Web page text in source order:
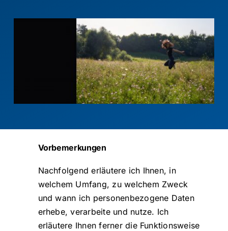
Kontakt
Vorbemerkungen
Nachfolgend erläutere ich Ihnen, in
welchem Umfang, zu welchem Zweck
und wann ich personenbezogene Daten
erhebe, verarbeite und nutze. Ich
erläutere Ihnen ferner die Funktionsweise